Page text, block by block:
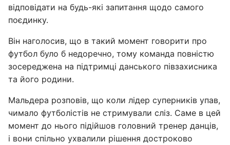
відповідати на будь-які запитання щодо самого
поєдинку.
Він наголосив, що в такий момент говорити про
футбол було б недоречно, тому команда повністю
зосереджена на підтримці данського півзахисника
та його родини.
Мальдера розповів, що коли лідер суперників упав,
чимало футболістів не стримували сліз. Саме в цей
момент до нього підійшов головний тренер данців,
і вони спільно ухвалили рішення достроково